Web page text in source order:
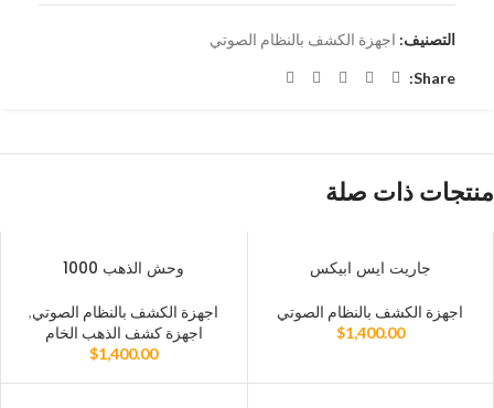
التصنيف: اجهزة الكشف بالنظام الصوتي
Share:
منتجات ذات صلة
جاريت ايس ابيكس
اجهزة الكشف بالنظام الصوتي
$1,400.00
وحش الذهب 1000
اجهزة الكشف بالنظام الصوتي,
اجهزة كشف الذهب الخام
$1,400.00